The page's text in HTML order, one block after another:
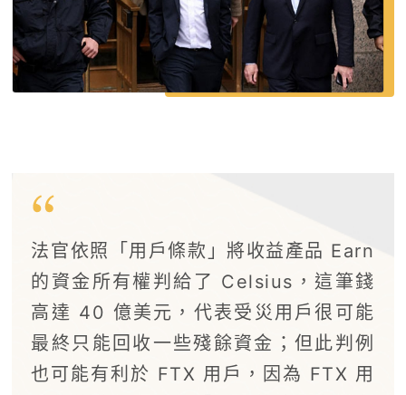
法官依照「用戶條款」將收益產品 Earn
的資金所有權判給了 Celsius，這筆錢
高達 40 億美元，代表受災用戶很可能
最終只能回收一些殘餘資金；但此判例
也可能有利於 FTX 用戶，因為 FTX 用